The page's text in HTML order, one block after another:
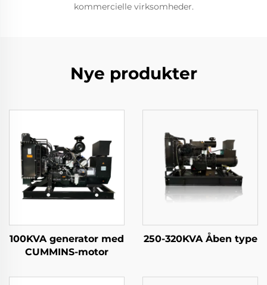
kommercielle virksomheder.
Nye produkter
100KVA generator med
CUMMINS-motor
250-320KVA Åben type